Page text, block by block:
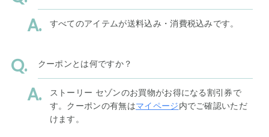
すべてのアイテムが送料込み・消費税込みです。
クーポンとは何ですか？
ストーリー セゾンのお買物がお得になる割引券で
す。クーポンの有無はマイページ内でご確認いただ
けます。